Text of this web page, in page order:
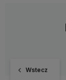
Wstecz